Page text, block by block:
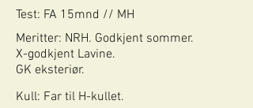
Test: FA 15mnd // MH
Meritter: NRH. Godkjent sommer.
X-godkjent Lavine.
GK eksteriør.
Kull: Far til H-kullet.